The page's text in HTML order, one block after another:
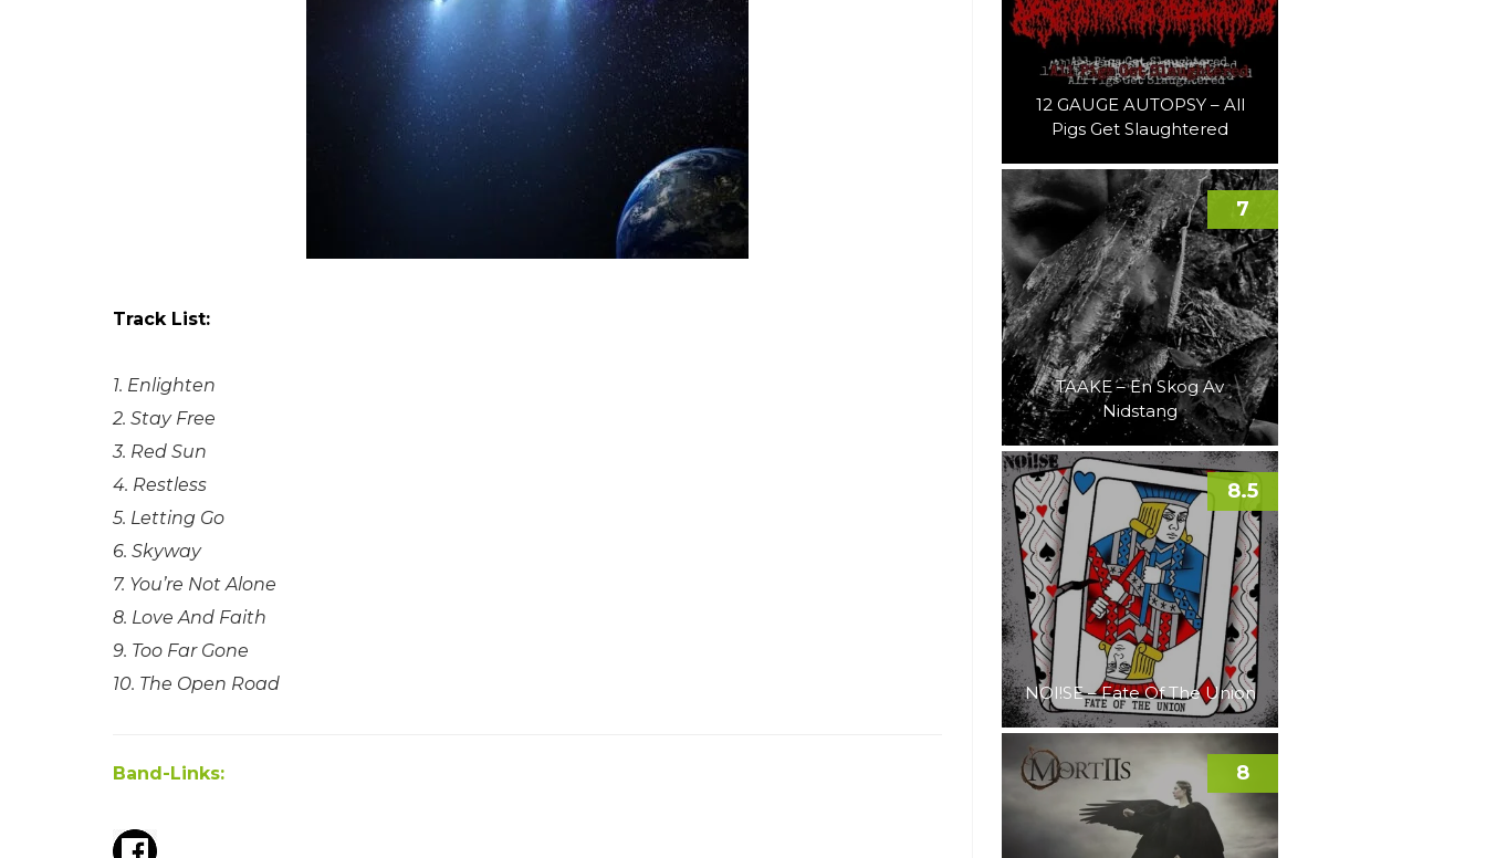
Track List:
1. Enlighten
2. Stay Free
3. Red Sun
4. Restless
5. Letting Go
6. Skyway
7. You’re Not Alone
8. Love And Faith
9. Too Far Gone
10. The Open Road
Band-Links:
12 GAUGE AUTOPSY – All
Pigs Get Slaughtered
TAAKE – En Skog Av
Nidstang
7
NOI!SE – Fate Of The Union
8.5
8